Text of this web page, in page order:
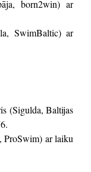
born2win) ar
SwimBaltic) ar
(Sigulda, Baltijas
ProSwim) ar laiku